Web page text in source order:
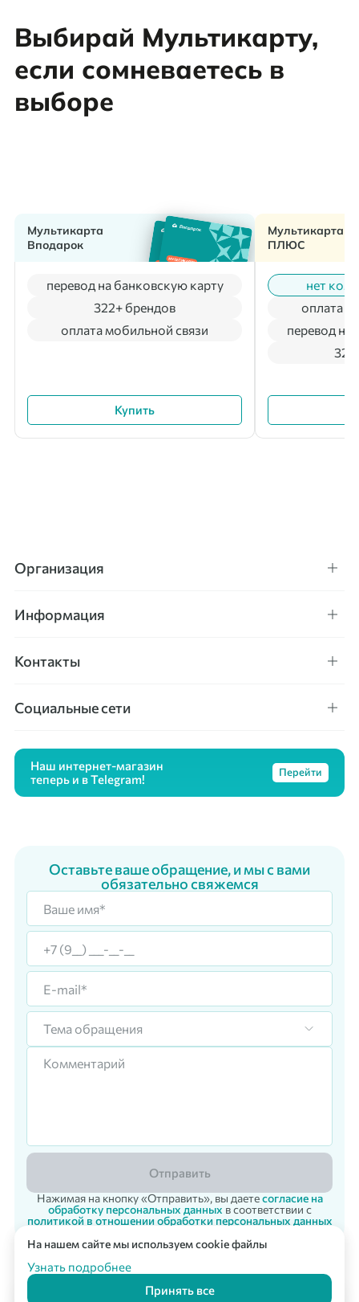
Корпоративный заказ
Выбирай Мультикарту,
если сомневаетесь в
выборе
Мультикарта
Вподарок
оплата мобильной связи
перевод на банковскую карту
322+ брендов
Купить
Мультикарта
ПЛЮС
нет
оплата
перевод на
Организация
Информация
Контакты
Социальные сети
Наш интернет-магазин
теперь и в Telegram!
Перейти
Оставьте ваше обращение, и мы с вами
обязательно свяжемся
Тема обращения
Отправить
Нажимая на кнопку «Отправить», вы даетесогласие на
обработку персональных данных в соответствии с
политикой в отношении обработки персональных данных
На нашем сайте мы используем cookie файлы
Узнать подробнее
Принять все
© 2007 - 2026 «Vpodarok» Радость дарить - радость получать!